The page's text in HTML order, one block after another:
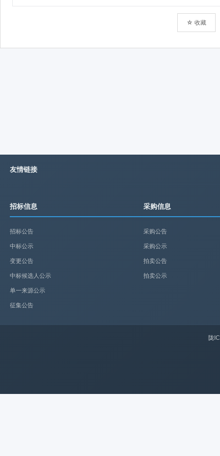
☆ 收藏
友情链接
招标信息
招标公告
中标公示
变更公告
中标候选人公示
单一来源公示
征集公告
采购信息
采购公告
采购公示
拍卖公告
拍卖公示
陇